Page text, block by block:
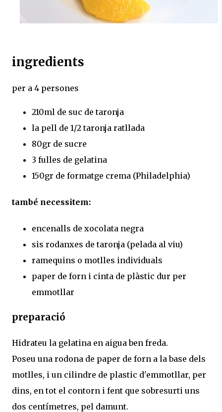
ingredients
per a 4 persones
210ml de suc de taronja
la pell de 1/2 taronja ratllada
80gr de sucre
3 fulles de gelatina
150gr de formatge crema (Philadelphia)
també necessitem:
encenalls de xocolata negra
sis rodanxes de taronja (pelada al viu)
ramequins o motlles individuals
paper de forn i cinta de plàstic dur per
emmotllar
preparació
Hidrateu la gelatina en aigua ben freda.
Poseu una rodona de paper de forn a la base dels
motlles, i un cilindre de plastic d'emmotllar, per
dins, en tot el contorn i fent que sobresurti uns
dos centímetres, pel damunt.